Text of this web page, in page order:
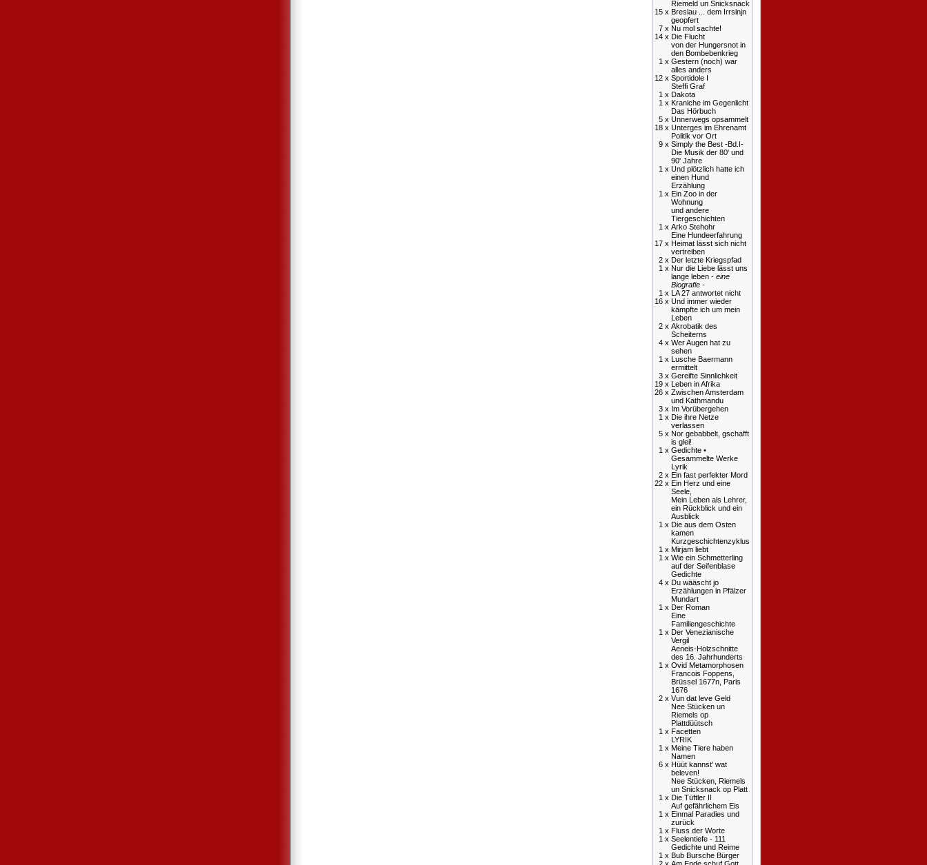
Riemeld un Snicksnack
15 x Breslau ... dem Irrsinjn
geopfert
7 x Nu mol sachte!
14 x Die Flucht
von der Hungersnot in
den Bombebenkrieg
1 x Gestern (noch) war
alles anders
12 x Sportidole I
Steffi Graf
1 x Dakota
1 x Kraniche im Gegenlicht
Das Hörbuch
5 x Unnerwegs opsammelt
18 x Unterges im Ehrenamt
Politik vor Ort
9 x Simply the Best -Bd.I-
Die Musik der 80' und
90' Jahre
1 x Und plötzlich hatte ich
einen Hund
Erzählung
1 x Ein Zoo in der
Wohnung
und andere
Tiergeschichten
1 x Arko Stehohr
Eine Hundeerfahrung
17 x Heimat lässt sich nicht
vertreiben
2 x Der letzte Kriegspfad
1 x Nur die Liebe lässt uns
lange leben - eine
Biografie -
1 x LA 27 antwortet nicht
16 x Und immer wieder
kämpfte ich um mein
Leben
2 x Akrobatik des
Scheiterns
4 x Wer Augen hat zu
sehen
1 x Lusche Baermann
ermittelt
3 x Gereifte Sinnlichkeit
19 x Leben in Afrika
26 x Zwischen Amsterdam
und Kathmandu
3 x Im Vorübergehen
1 x Die ihre Netze
verlassen
5 x Nor gebabbelt, gschafft
is glei!
1 x Gedichte •
Gesammelte Werke
Lyrik
2 x Ein fast perfekter Mord
22 x Ein Herz und eine
Seele,
Mein Leben als Lehrer,
ein Rückblick und ein
Ausblick
1 x Die aus dem Osten
kamen
Kurzgeschichtenzyklus
1 x Mirjam liebt
1 x Wie ein Schmetterling
auf der Seifenblase
Gedichte
4 x Du wääscht jo
Erzählungen in Pfälzer
Mundart
1 x Der Roman
Eine
Familiengeschichte
1 x Der Venezianische
Vergil
Aeneis-Holzschnitte
des 16. Jahrhunderts
1 x Ovid Metamorphosen
Francois Foppens,
Brüssel 1677n, Paris
1676
2 x Vun dat leve Geld
Nee Stücken un
Riemels op
Plattdüütsch
1 x Facetten
LYRIK
1 x Meine Tiere haben
Namen
6 x Hüüt kannst' wat
beleven!
Nee Stücken, Riemels
un Snicksnack op Platt
1 x Die Tüftler II
Auf gefährlichem Eis
1 x Einmal Paradies und
zurück
1 x Fluss der Worte
1 x Seelentiefe - 111
Gedichte und Reime
1 x Bub Bursche Bürger